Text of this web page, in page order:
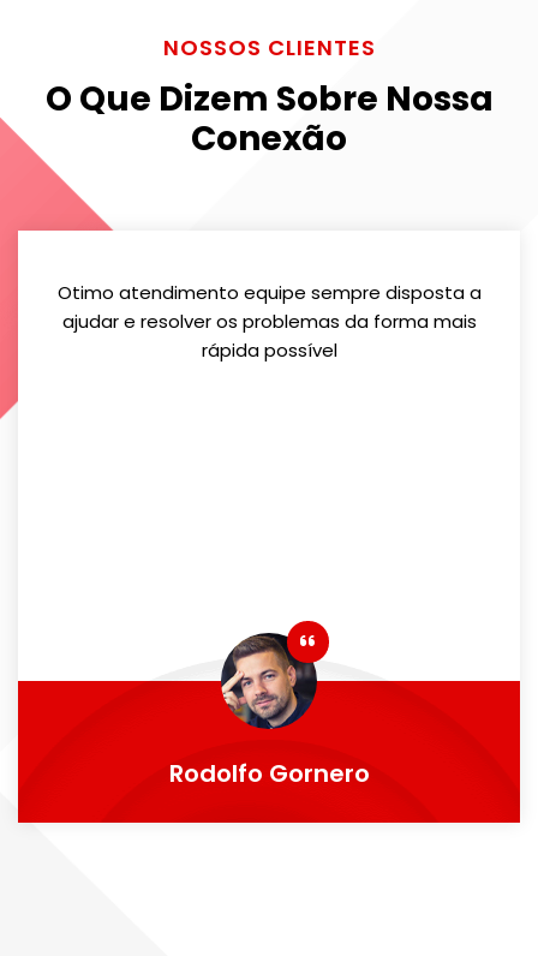
NOSSOS CLIENTES
O Que Dizem Sobre Nossa
Conexão
Otimo atendimento equipe sempre disposta a
ajudar e resolver os problemas da forma mais
rápida possível
Rodolfo Gornero